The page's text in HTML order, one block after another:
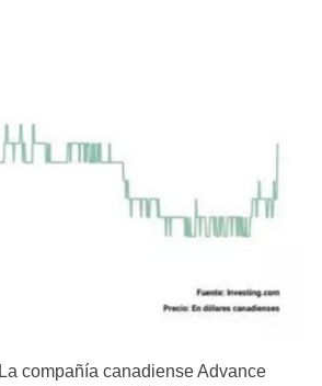
La compañía canadiense Advance